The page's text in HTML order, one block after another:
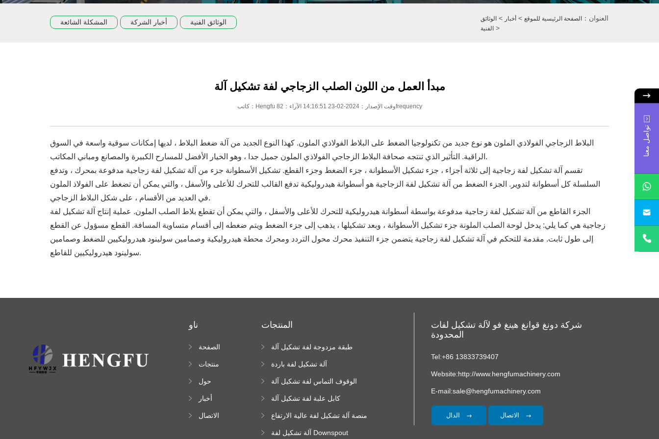
المشكلة الشائعة أخبار الشركة الوثائق الفنية العنوان： الصفحة الرئيسية للموقع >أخبار > الوثائق
الفنية >
مبدأ العمل من اللون الصلب الزجاجي لفة تشكيل آلة
كاتب：Hengfu وقت الإصدار：2024-02-23 14:16:51 الآراء：82frequency
البلاط الزجاجي الفولاذي الملون هو نوع جديد من تكنولوجيا الضغط على البلاط الفولاذي الملون. كهذا النوع الجديد من آلة ضغط البلاط ، لديها إمكانات سوقية واسعة في السوق
الراقية. التأثير الذي تنتجه صحافة البلاط الزجاجي الفولاذي الملون جميل جدا ، وهو الخيار الأفضل للمسارح الكبيرة والمصانع ومباني المكاتب.
تقسم آلة تشكيل لفة زجاجية إلى ثلاثة أجزاء ، جزء تشكيل الأسطوانة ، جزء الضغط وجزء القطع. تشكيل الأسطوانة جزء من آلة تشكيل لفة زجاجية مدفوعة بمحرك ، وتدفع
السلسلة كل أسطوانة لتدوير. الجزء الضغط من آلة تشكيل لفة الزجاجية هو أسطوانة هيدروليكية تدفع القالب للتحرك للأعلى والأسفل ، والتي يمكن أن تضغط على الفولاذ الملون
في العديد من الأقسام ، على شكل البلاط الزجاجي.
الجزء القاطع من آلة تشكيل لفة زجاجية مدفوعة بواسطة أسطوانة هيدروليكية للتحرك للأعلى والأسفل ، والتي يمكن أن تقطع بلاط الصلب الملون. عملية إنتاج آلة تشكيل لفة
زجاجية هي كما يلي: يدخل لوحة الصلب الملونة جزء تشكيل الأسطوانة ، وبعد تشكيلها ، يذهب إلى جزء الضغط ويتم ضغطه إلى أقسام متساوية المسافة. القطع مسؤول عن القطع
إلى طول ثابت. مقدمة للتحكم في آلة تشكيل لفة زجاجية يتضمن جزء التنفيذ محرك محول التردد ومحرك محطة هيدروليكية وصمامين سولينود هيدروليكيين للضغط وصمامين
سولينود هيدروليكيين للقاطع.
ناو
الصفحة
منتجات
حول
أخبار
الاتصال
المنتجات
طبقة مزدوجة لفة تشكيل آلة
آلة تشكيل لفة باردة
الوقوف التماس لفة تشكيل آلة
كابل علبة لفة تشكيل آلة
منصة آلة تشكيل لفة عالية الارتفاع
آلة تشكيل لفة Downspout
شركة دونغ قوانغ هينغ فو لآلة تشكيل لفات
المحدودة
Tel:+86 13833739407
Website:http://www.hengfumachinery.com
E-mail:sale@hengfumachinery.com
تواصل معنا